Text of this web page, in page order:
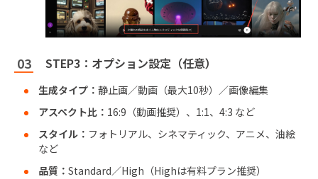
STEP3：オプション設定（任意）
生成タイプ： 静止画／動画（最大10秒）／画像編集
アスペクト比： 16:9（動画推奨）、1:1、4:3 など
スタイル： フォトリアル、シネマティック、アニメ、油絵
など
品質： Standard／High（Highは有料プラン推奨）